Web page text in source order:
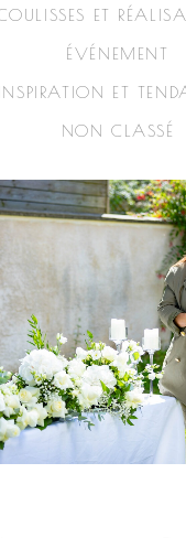
ET
ÉVÉNEMENT
INSPIRATION ET
NON CLASSÉ